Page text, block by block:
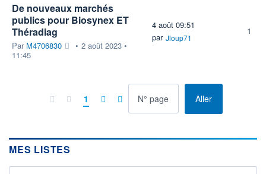
De nouveaux marchés
publics pour Biosynex ET
Théradiag
Par M4706830 • 2 août 2023 •
11:45
4 août 09:51
par Jloup71
1
1 Allerà la page
MES LISTES